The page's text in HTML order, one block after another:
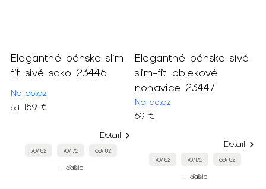
Elegantné pánske slim
fit sivé sako 23446
Na dotaz
od 159 €
Detail
70/182 70/176 68/182
+ ďalšie
Elegantné pánske sivé
slim-fit oblekové
nohavice 23447
Na dotaz
69 €
Detail
70/182 70/176 68/182
+ ďalšie